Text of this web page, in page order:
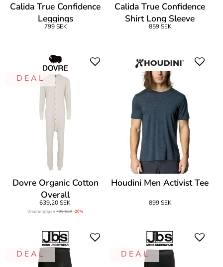
Calida True Confidence
Leggings
799 SEK
Calida True Confidence
Shirt Long Sleeve
859 SEK
D E A L
Dovre Organic Cotton
Overall
639,20 SEK
Ursprungligen799 SEK-20%
Houdini Men Activist Tee
899 SEK
D E A L D E A L